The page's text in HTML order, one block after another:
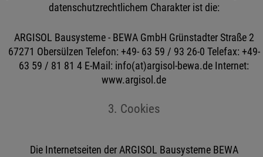
datenschutzrechtlichem Charakter ist die:
ARGISOL Bausysteme - BEWA GmbH Grünstadter Straße 2
67271 Obersülzen Telefon: +49- 63 59 / 93 26-0 Telefax: +49-
63 59 / 81 81 4 E-Mail: info(at)argisol-bewa.de Internet:
www.argisol.de
3. Cookies
Die Internetseiten der ARGISOL Bausysteme BEWA